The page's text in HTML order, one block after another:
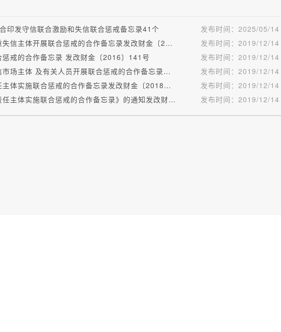
印发守信联合激励和失信联合惩戒备忘录41个 发布时间： 2025/05/14
关于对知识产权（专利）领域严重失信主体开展联合惩戒的合作备忘录发改财金〔2018〕1702号
发布时间： 2019/12/14
戒的合作备忘录 发改财金〔2016〕141号
发布时间： 2019/12/14
关于对文化市场领域严重违法失信市场主体 及有关人员开展联合惩戒的合作备忘录发改财金〔2018〕1933号
发布时间： 2019/12/14
关于对旅游领域严重失信相关责任主体实施联合惩戒的合作备忘录发改财金〔2018〕737号
发布时间： 2019/12/14
印发《关于对科研领域相关失信责任主体实施联合惩戒的合作备忘录》的通知发改财金〔2018〕1600号
发布时间： 2019/12/14